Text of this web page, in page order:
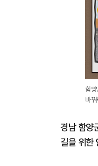
함양
바
경남 함양
길을 위한